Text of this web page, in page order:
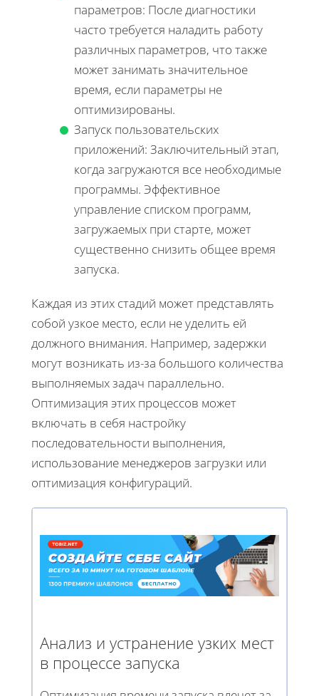
параметров: После диагностики
часто требуется наладить работу
различных параметров, что также
может занимать значительное
время, если параметры не
оптимизированы.
Запуск пользовательских
приложений: Заключительный этап,
когда загружаются все необходимые
программы. Эффективное
управление списком программ,
загружаемых при старте, может
существенно снизить общее время
запуска.
Каждая из этих стадий может представлять
собой узкое место, если не уделить ей
должного внимания. Например, задержки
могут возникать из-за большого количества
выполняемых задач параллельно.
Оптимизация этих процессов может
включать в себя настройку
последовательности выполнения,
использование менеджеров загрузки или
оптимизация конфигураций.
Анализ и устранение узких мест
в процессе запуска